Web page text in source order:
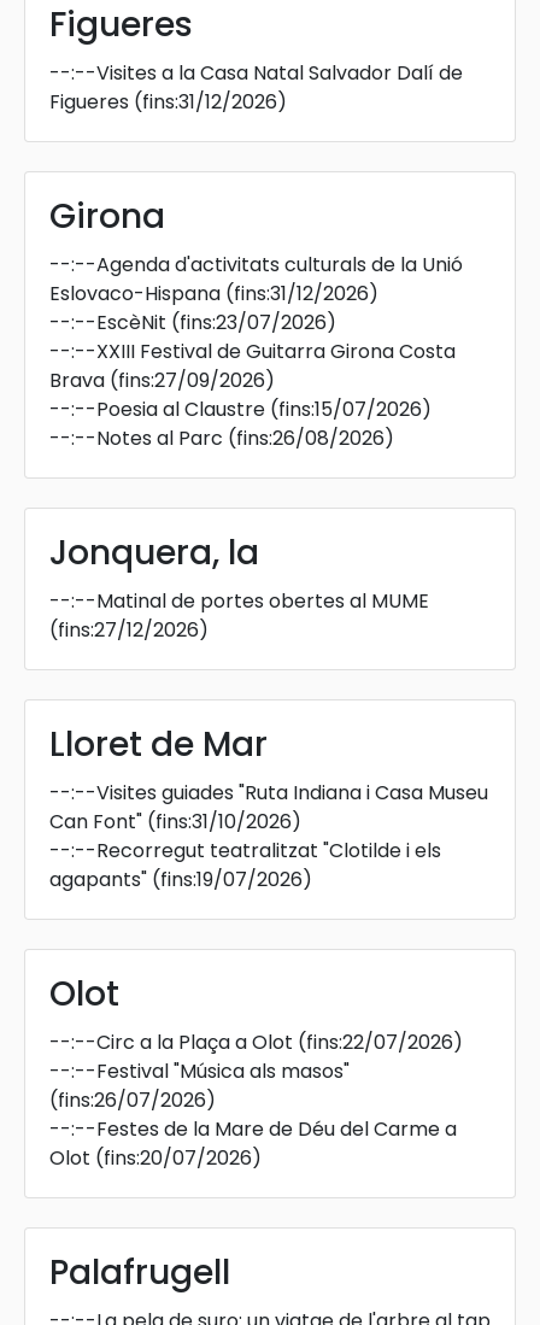
Figueres
--:--Visites a la Casa Natal Salvador Dalí de
Figueres (fins:31/12/2026)
Girona
--:--Agenda d'activitats culturals de la Unió
Eslovaco-Hispana (fins:31/12/2026)
--:--EscèNit (fins:23/07/2026)
--:--XXIII Festival de Guitarra Girona Costa
Brava (fins:27/09/2026)
--:--Poesia al Claustre (fins:15/07/2026)
--:--Notes al Parc (fins:26/08/2026)
Jonquera, la
--:--Matinal de portes obertes al MUME
(fins:27/12/2026)
Lloret de Mar
--:--Visites guiades "Ruta Indiana i Casa Museu
Can Font" (fins:31/10/2026)
--:--Recorregut teatralitzat "Clotilde i els
agapants" (fins:19/07/2026)
Olot
--:--Circ a la Plaça a Olot (fins:22/07/2026)
--:--Festival "Música als masos"
(fins:26/07/2026)
--:--Festes de la Mare de Déu del Carme a
Olot (fins:20/07/2026)
Palafrugell